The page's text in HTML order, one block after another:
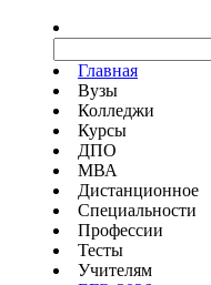
Главная
Вузы
Колледжи
Курсы
ДПО
МВА
Дистанционное
Специальности
Профессии
Тесты
Учителям